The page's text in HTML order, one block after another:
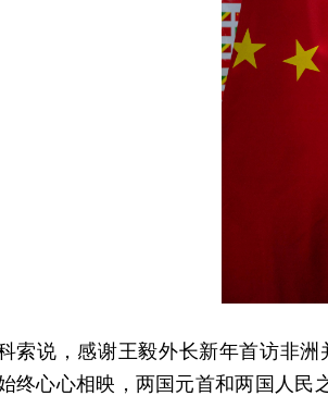
索说，感谢王毅外长新年首访非
终心心相映，两国元首和两国人民